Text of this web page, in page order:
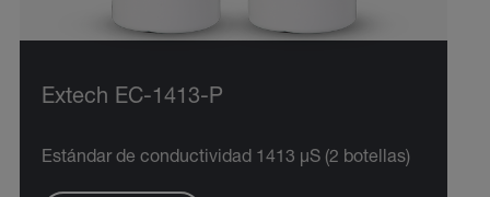
Extech EC-1413-P
Estándar de conductividad 1413 µS (2 botellas)